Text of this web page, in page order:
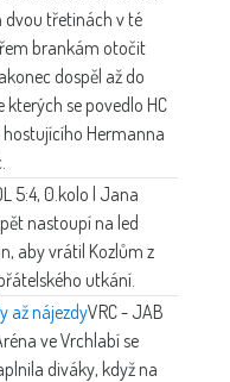
dvou třetinách v té
brankám otočit
dospěl až do
se povedlo HC
Hermanna
5:4, 0.kolo | Jana
nastoupí na led
aby vrátil Kozlům z
utkání.
až nájezdyVRC - JAB
ve Vrchlabí se
diváky, když na